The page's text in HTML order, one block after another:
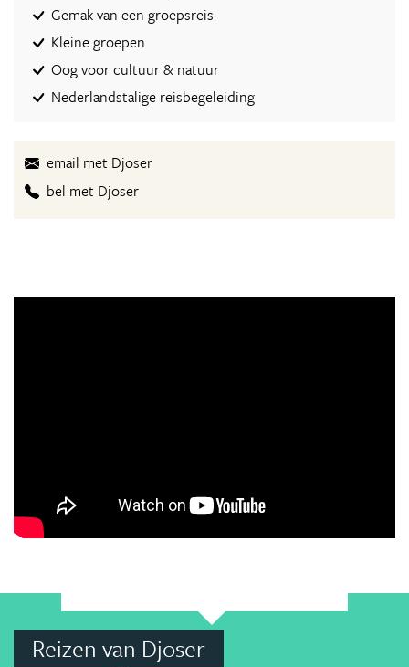
Gemak van een groepsreis
Kleine groepen
Oog voor cultuur & natuur
Nederlandstalige reisbegeleiding
email met Djoser
bel met Djoser
Reizen van Djoser